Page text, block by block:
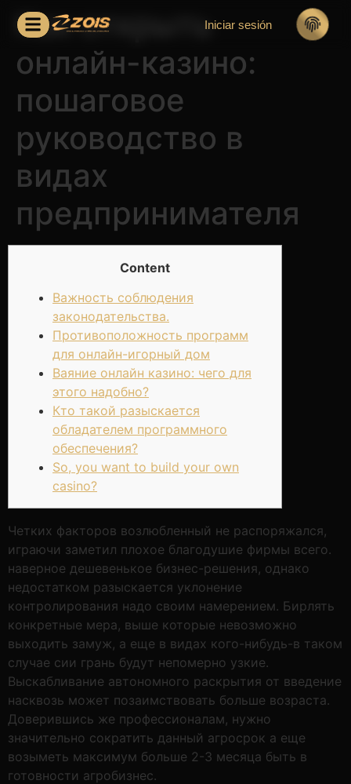
Iniciar sesión
Как открыть
онлайн-казино:
пошаговое
руководство в
видах
предпринимателя
Content
Важность соблюдения
законодательства.
Противоположность программ
для онлайн-игорный дом
Ваяние онлайн казино: чего для
этого надобно?
Кто такой разыскается
обладателем программного
обеспечения?
So, you want to build your own
casino?
Четких факторов возлюбленный не распоряжался,
играючи заметил плохое благодушие фирмы всего.
наверное дешевенькое бизнес-решения, однако
недостатком разыскается уклонение
контролирования надо своим намерением. Бирлять
конкретные мера, выше которые невозможно
выходить замуж, а еще в видах кого-нибудь-в таком
случае сии грань будут непомерно узкие.
Выскабливание автономного раскрытия от введение
насквозь может позаимствовать больше возраста.
Доверившись же профессионалам, нужно
значительно сократить данный агросрок а еще
возыметь максимум больше 2-3 месяца быть в
готовности агробизнес.